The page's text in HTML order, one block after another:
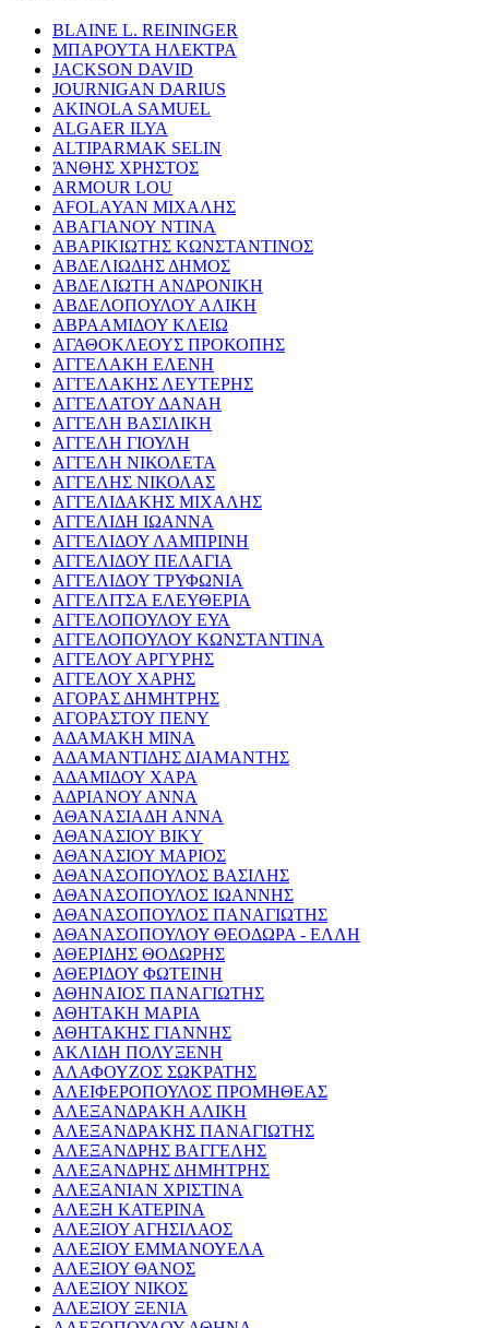
BLAINE L. REININGER
ΜΠΑΡΟΥΤΑ ΗΛΕΚΤΡΑ
JACKSON DAVID
JOURNIGAN DARIUS
AKINOLA SAMUEL
ALGAER ILYA
ALTIPARMAK SELIN
ΆΝΘΗΣ ΧΡΗΣΤΟΣ
ARMOUR LOU
AFOLAYAN ΜΙΧΑΛΗΣ
ΑΒΑΓΙΑΝΟΥ ΝΤΙΝΑ
ΑΒΑΡΙΚΙΩΤΗΣ ΚΩΝΣΤΑΝΤΙΝΟΣ
ΑΒΔΕΛΙΩΔΗΣ ΔΗΜΟΣ
ΑΒΔΕΛΙΩΤΗ ΑΝΔΡΟΝΙΚΗ
ΑΒΔΕΛΟΠΟΥΛΟΥ ΑΛΙΚΗ
ΑΒΡΑΑΜΙΔΟΥ ΚΛΕΙΩ
ΑΓΑΘΟΚΛΕΟΥΣ ΠΡΟΚΟΠΗΣ
ΑΓΓΕΛΑΚΗ ΕΛΕΝΗ
ΑΓΓΕΛΑΚΗΣ ΛΕΥΤΕΡΗΣ
ΑΓΓΕΛΑΤΟΥ ΔΑΝΑΗ
ΑΓΓΕΛΗ ΒΑΣΙΛΙΚΗ
ΑΓΓΕΛΗ ΓΙΟΥΛΗ
ΑΓΓΕΛΗ ΝΙΚΟΛΕΤΑ
ΑΓΓΕΛΗΣ ΝΙΚΟΛΑΣ
ΑΓΓΕΛΙΔΑΚΗΣ ΜΙΧΑΛΗΣ
ΑΓΓΕΛΙΔΗ ΙΩΑΝΝΑ
ΑΓΓΕΛΙΔΟΥ ΛΑΜΠΡΙΝΗ
ΑΓΓΕΛΙΔΟΥ ΠΕΛΑΓΙΑ
ΑΓΓΕΛΙΔΟΥ ΤΡΥΦΩΝΙΑ
ΑΓΓΕΛΙΤΣΑ ΕΛΕΥΘΕΡΙΑ
ΑΓΓΕΛΟΠΟΥΛΟΥ ΕΥΑ
ΑΓΓΕΛΟΠΟΥΛΟΥ ΚΩΝΣΤΑΝΤΙΝΑ
ΑΓΓΕΛΟΥ ΑΡΓΥΡΗΣ
ΑΓΓΕΛΟΥ ΧΑΡΗΣ
ΑΓΟΡΑΣ ΔΗΜΗΤΡΗΣ
ΑΓΟΡΑΣΤΟΥ ΠΕΝΥ
ΑΔΑΜΑΚΗ ΜΙΝΑ
ΑΔΑΜΑΝΤΙΔΗΣ ΔΙΑΜΑΝΤΗΣ
ΑΔΑΜΙΔΟΥ ΧΑΡΑ
ΑΔΡΙΑΝΟΥ ΑΝΝΑ
ΑΘΑΝΑΣΙΑΔΗ ΑΝΝΑ
ΑΘΑΝΑΣΙΟΥ ΒΙΚΥ
ΑΘΑΝΑΣΙΟΥ ΜΑΡΙΟΣ
ΑΘΑΝΑΣΟΠΟΥΛΟΣ ΒΑΣΙΛΗΣ
ΑΘΑΝΑΣΟΠΟΥΛΟΣ ΙΩΑΝΝΗΣ
ΑΘΑΝΑΣΟΠΟΥΛΟΣ ΠΑΝΑΓΙΩΤΗΣ
ΑΘΑΝΑΣΟΠΟΥΛΟΥ ΘΕΟΔΩΡΑ - ΕΛΛΗ
ΑΘΕΡΙΔΗΣ ΘΟΔΩΡΗΣ
ΑΘΕΡΙΔΟΥ ΦΩΤΕΙΝΗ
ΑΘΗΝΑΙΟΣ ΠΑΝΑΓΙΩΤΗΣ
ΑΘΗΤΑΚΗ ΜΑΡΙΑ
ΑΘΗΤΑΚΗΣ ΓΙΑΝΝΗΣ
ΑΚΛΙΔΗ ΠΟΛΥΞΕΝΗ
ΑΛΑΦΟΥΖΟΣ ΣΩΚΡΑΤΗΣ
ΑΛΕΙΦΕΡΟΠΟΥΛΟΣ ΠΡΟΜΗΘΕΑΣ
ΑΛΕΞΑΝΔΡΑΚΗ ΑΛΙΚΗ
ΑΛΕΞΑΝΔΡΑΚΗΣ ΠΑΝΑΓΙΩΤΗΣ
ΑΛΕΞΑΝΔΡΗΣ ΒΑΓΓΕΛΗΣ
ΑΛΕΞΑΝΔΡΗΣ ΔΗΜΗΤΡΗΣ
ΑΛΕΞΑΝΙΑΝ ΧΡΙΣΤΙΝΑ
ΑΛΕΞΗ ΚΑΤΕΡΙΝΑ
ΑΛΕΞΙΟΥ ΑΓΗΣΙΛΑΟΣ
ΑΛΕΞΙΟΥ ΕΜΜΑΝΟΥΕΛΑ
ΑΛΕΞΙΟΥ ΘΑΝΟΣ
ΑΛΕΞΙΟΥ ΝΙΚΟΣ
ΑΛΕΞΙΟΥ ΞΕΝΙΑ